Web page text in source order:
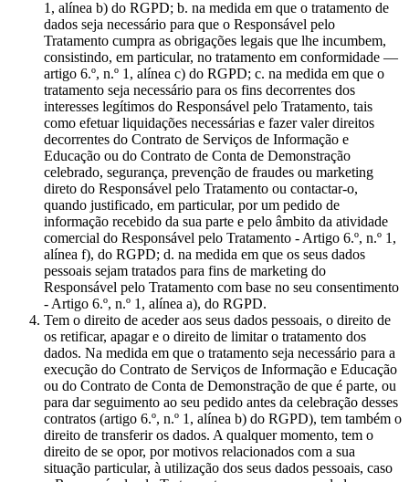
1, alínea b) do RGPD; b. na medida em que o tratamento de
dados seja necessário para que o Responsável pelo
Tratamento cumpra as obrigações legais que lhe incumbem,
consistindo, em particular, no tratamento em conformidade —
artigo 6.º, n.º 1, alínea c) do RGPD; c. na medida em que o
tratamento seja necessário para os fins decorrentes dos
interesses legítimos do Responsável pelo Tratamento, tais
como efetuar liquidações necessárias e fazer valer direitos
decorrentes do Contrato de Serviços de Informação e
Educação ou do Contrato de Conta de Demonstração
celebrado, segurança, prevenção de fraudes ou marketing
direto do Responsável pelo Tratamento ou contactar-o,
quando justificado, em particular, por um pedido de
informação recebido da sua parte e pelo âmbito da atividade
comercial do Responsável pelo Tratamento - Artigo 6.º, n.º 1,
alínea f), do RGPD; d. na medida em que os seus dados
pessoais sejam tratados para fins de marketing do
Responsável pelo Tratamento com base no seu consentimento
- Artigo 6.º, n.º 1, alínea a), do RGPD.
Tem o direito de aceder aos seus dados pessoais, o direito de
os retificar, apagar e o direito de limitar o tratamento dos
dados. Na medida em que o tratamento seja necessário para a
execução do Contrato de Serviços de Informação e Educação
ou do Contrato de Conta de Demonstração de que é parte, ou
para dar seguimento ao seu pedido antes da celebração desses
contratos (artigo 6.º, n.º 1, alínea b) do RGPD), tem também o
direito de transferir os dados. A qualquer momento, tem o
direito de se opor, por motivos relacionados com a sua
situação particular, à utilização dos seus dados pessoais, caso